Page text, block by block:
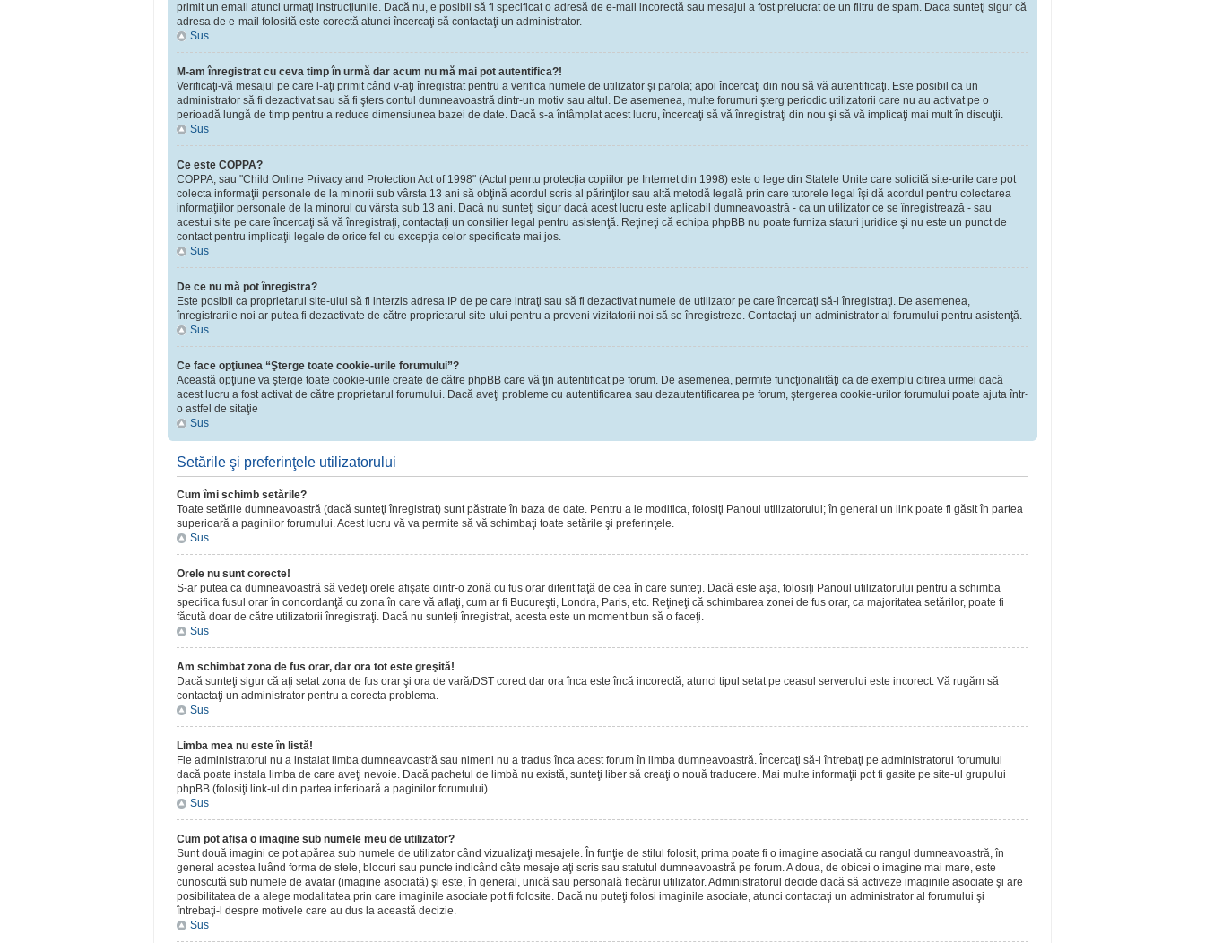
primit un email atunci urmaţi instrucţiunile. Dacă nu, e posibil să fi specificat o adresă de e-mail incorectă sau mesajul a fost prelucrat de un filtru de spam. Daca sunteţi sigur că
adresa de e-mail folosită este corectă atunci încercaţi să contactaţi un administrator.
Sus
M-am înregistrat cu ceva timp în urmă dar acum nu mă mai pot autentifica?!
Verificaţi-vă mesajul pe care l-aţi primit când v-aţi înregistrat pentru a verifica numele de utilizator şi parola; apoi încercaţi din nou să vă autentificaţi. Este posibil ca un
administrator să fi dezactivat sau să fi şters contul dumneavoastră dintr-un motiv sau altul. De asemenea, multe forumuri şterg periodic utilizatorii care nu au activat pe o
perioadă lungă de timp pentru a reduce dimensiunea bazei de date. Dacă s-a întâmplat acest lucru, încercaţi să vă înregistraţi din nou şi să vă implicaţi mai mult în discuţii.
Sus
Ce este COPPA?
COPPA, sau "Child Online Privacy and Protection Act of 1998" (Actul penrtu protecţia copiilor pe Internet din 1998) este o lege din Statele Unite care solicită site-urile care pot
colecta informaţii personale de la minorii sub vârsta 13 ani să obţină acordul scris al părinţilor sau altă metodă legală prin care tutorele legal îşi dă acordul pentru colectarea
informaţiilor personale de la minorul cu vârsta sub 13 ani. Dacă nu sunteţi sigur dacă acest lucru este aplicabil dumneavoastră - ca un utilizator ce se înregistrează - sau
acestui site pe care încercaţi să vă înregistraţi, contactaţi un consilier legal pentru asistenţă. Reţineţi că echipa phpBB nu poate furniza sfaturi juridice şi nu este un punct de
contact pentru implicaţii legale de orice fel cu excepţia celor specificate mai jos.
Sus
De ce nu mă pot înregistra?
Este posibil ca proprietarul site-ului să fi interzis adresa IP de pe care intraţi sau să fi dezactivat numele de utilizator pe care încercaţi să-l înregistraţi. De asemenea,
înregistrarile noi ar putea fi dezactivate de către proprietarul site-ului pentru a preveni vizitatorii noi să se înregistreze. Contactaţi un administrator al forumului pentru asistenţă.
Sus
Ce face opţiunea “Şterge toate cookie-urile forumului”?
Această opţiune va şterge toate cookie-urile create de către phpBB care vă ţin autentificat pe forum. De asemenea, permite funcţionalităţi ca de exemplu citirea urmei dacă
acest lucru a fost activat de către proprietarul forumului. Dacă aveţi probleme cu autentificarea sau dezautentificarea pe forum, ştergerea cookie-urilor forumului poate ajuta într-
o astfel de sitaţie
Sus
Setările şi preferinţele utilizatorului
Cum îmi schimb setările?
Toate setările dumneavoastră (dacă sunteţi înregistrat) sunt păstrate în baza de date. Pentru a le modifica, folosiţi Panoul utilizatorului; în general un link poate fi găsit în partea
superioară a paginilor forumului. Acest lucru vă va permite să vă schimbaţi toate setările şi preferinţele.
Sus
Orele nu sunt corecte!
S-ar putea ca dumneavoastră să vedeţi orele afişate dintr-o zonă cu fus orar diferit faţă de cea în care sunteţi. Dacă este aşa, folosiţi Panoul utilizatorului pentru a schimba
specifica fusul orar în concordanţă cu zona în care vă aflaţi, cum ar fi Bucureşti, Londra, Paris, etc. Reţineţi că schimbarea zonei de fus orar, ca majoritatea setărilor, poate fi
făcută doar de către utilizatorii înregistraţi. Dacă nu sunteţi înregistrat, acesta este un moment bun să o faceţi.
Sus
Am schimbat zona de fus orar, dar ora tot este greşită!
Dacă sunteţi sigur că aţi setat zona de fus orar şi ora de vară/DST corect dar ora înca este încă incorectă, atunci tipul setat pe ceasul serverului este incorect. Vă rugăm să
contactaţi un administrator pentru a corecta problema.
Sus
Limba mea nu este în listă!
Fie administratorul nu a instalat limba dumneavoastră sau nimeni nu a tradus înca acest forum în limba dumneavoastră. Încercaţi să-l întrebaţi pe administratorul forumului
dacă poate instala limba de care aveţi nevoie. Dacă pachetul de limbă nu există, sunteţi liber să creaţi o nouă traducere. Mai multe informaţii pot fi gasite pe site-ul grupului
phpBB (folosiţi link-ul din partea inferioară a paginilor forumului)
Sus
Cum pot afişa o imagine sub numele meu de utilizator?
Sunt două imagini ce pot apărea sub numele de utilizator când vizualizaţi mesajele. În funţie de stilul folosit, prima poate fi o imagine asociată cu rangul dumneavoastră, în
general acestea luând forma de stele, blocuri sau puncte indicând câte mesaje aţi scris sau statutul dumneavoastră pe forum. A doua, de obicei o imagine mai mare, este
cunoscută sub numele de avatar (imagine asociată) şi este, în general, unică sau personală fiecărui utilizator. Administratorul decide dacă să activeze imaginile asociate şi are
posibilitatea de a alege modalitatea prin care imaginile asociate pot fi folosite. Dacă nu puteţi folosi imaginile asociate, atunci contactaţi un administrator al forumului şi
întrebaţi-l despre motivele care au dus la această decizie.
Sus